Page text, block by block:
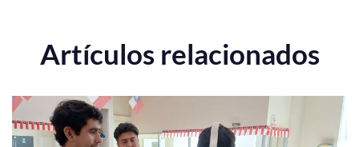
Artículos relacionados